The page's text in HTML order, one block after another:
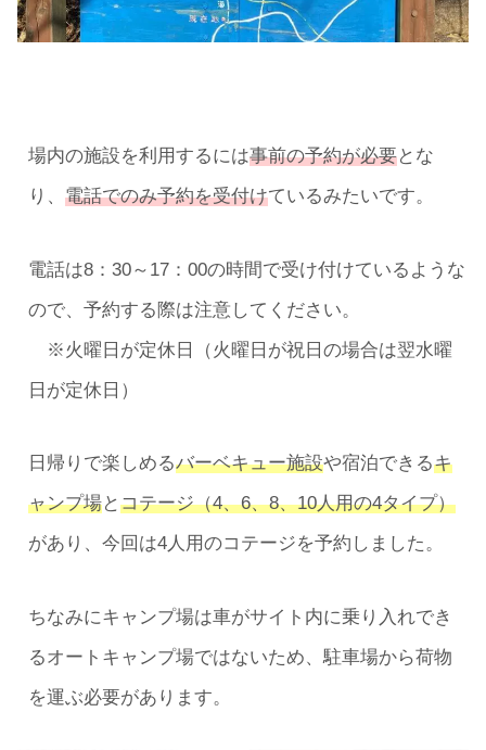
場内の施設を利用するには事前の予約が必要とな
り、 電話でのみ予約を受付けているみたいです。
電話は8：30～17：00の時間で受け付けているような
ので、予約する際は注意してください。
※火曜日が定休日（火曜日が祝日の場合は翌水曜
日が定休日）
日帰りで楽しめるバーベキュー施設や宿泊できるキ
ャンプ場とコテージ（4、6、8、10人用の4タイプ）
があり、今回は4人用のコテージを予約しました。
ちなみにキャンプ場は車がサイト内に乗り入れでき
るオートキャンプ場ではないため、駐車場から荷物
を運ぶ必要があります。